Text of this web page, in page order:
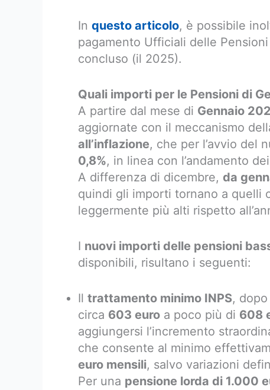
In questo articolo, è possibile
pagamento Ufficiali delle
concluso (il 2025).
Quali importi per le Pensioni di
A partire dal mese di Gennaio
aggiornate con il meccanismo
all’inflazione, che per l’avvio del
0,8%, in linea con l’andamento
A differenza di dicembre, da
quindi gli importi tornano a quelli
leggermente più alti rispetto
I nuovi importi delle pensioni
disponibili, risultano i seguenti:
Il trattamento minimo INPS,
circa 603 euro a poco più di 608
aggiungersi l’incremento
che consente al minimo
euro mensili, salvo variazioni
Per una pensione lorda di 1.000